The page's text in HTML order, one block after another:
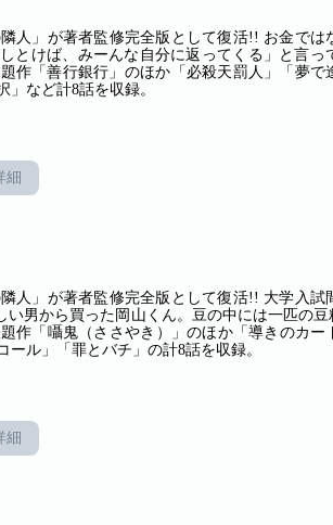
人」が著者監修完全版として復活!! お金では
とけば、みーんな自分に返ってくる」と言っ
作「善行銀行」のほか「必殺天罰人」「夢で
」など計8話を収録。
細
人」が著者監修完全版として復活!! 大学入試
い男から買った岡山くん。豆の中には一匹の
作「囁鬼（ささやき）」のほか「導きのカー
ール」「罪とバチ」の計8話を収録。
細